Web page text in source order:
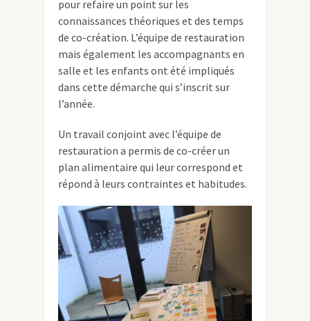
pour refaire un point sur les
connaissances théoriques et des temps
de co-création. L’équipe de restauration
mais également les accompagnants en
salle et les enfants ont été impliqués
dans cette démarche qui s’inscrit sur
l’année.
Un travail conjoint avec l’équipe de
restauration a permis de co-créer un
plan alimentaire qui leur correspond et
répond à leurs contraintes et habitudes.